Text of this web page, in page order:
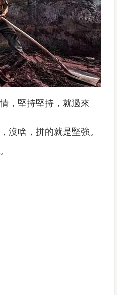
，堅持堅持，就過來
沒啥，拼的就是堅強。